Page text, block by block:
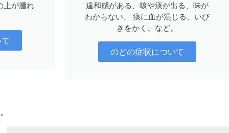
上が腫れ
違和感がある、咳や痰が出る、味が
わからない、 痰に血が混じる、いび
きをかく、など。
のどの症状について